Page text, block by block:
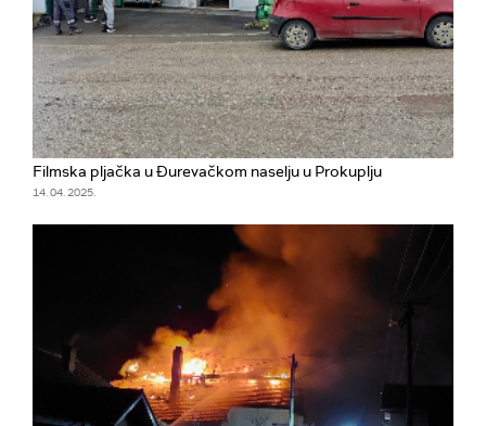
Filmska pljačka u Đurevačkom naselju u Prokuplju
14. 04. 2025.